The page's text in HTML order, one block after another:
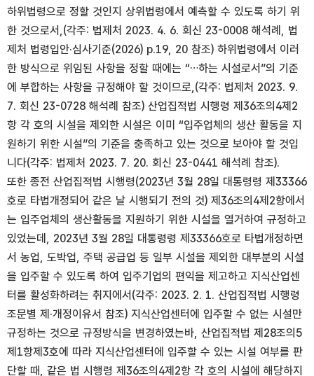
하위법령으로 정할 것인지 상위법령에서 예측할 수 있도록 하기 위
한 것으로서,(각주: 법제처 2023. 4. 6. 회신 23-0008 해석례, 법
제처 법령입안·심사기준(2026) p.19, 20 참조) 하위법령에서 이러
한 방식으로 위임된 사항을 정할 때에는 “…하는 시설로서”의 기준
에 부합하는 사항을 규정해야 할 것이므로,(각주: 법제처 2023. 9.
7. 회신 23-0728 해석례 참조) 산업집적법 시행령 제36조의4제2
항 각 호의 시설을 제외한 시설은 이미 “입주업체의 생산 활동을 지
원하기 위한 시설”의 기준을 충족하고 있는 것으로 보아야 할 것입
니다(각주: 법제처 2023. 7. 20. 회신 23-0441 해석례 참조).
또한 종전 산업집적법 시행령(2023년 3월 28일 대통령령 제33366
호로 타법개정되어 같은 날 시행되기 전의 것) 제36조의4제2항에서
는 입주업체의 생산활동을 지원하기 위한 시설을 열거하여 규정하고
있었는데, 2023년 3월 28일 대통령령 제33366호로 타법개정하면
서 농업, 도박업, 주택 공급업 등 일부 시설을 제외한 대부분의 시설
을 입주할 수 있도록 하여 입주기업의 편익을 제고하고 지식산업센
터를 활성화하려는 취지에서(각주: 2023. 2. 1. 산업집적법 시행령
조문별 제·개정이유서 참조) 지식산업센터에 입주할 수 없는 시설만
규정하는 것으로 규정방식을 변경하였는바, 산업집적법 제28조의5
제1항제3호에 따라 지식산업센터에 입주할 수 있는 시설 여부를 판
단할 때, 같은 법 시행령 제36조의4제2항 각 호의 시설에 해당하지